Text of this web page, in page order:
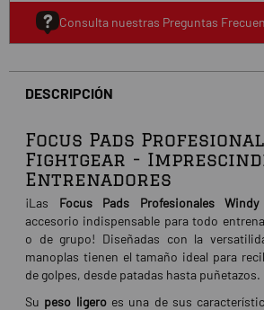
Consulta nuestras Preguntas
DESCRIPCIÓN
Focus Pads
Fightgear -
Entrenadores
¡Las Focus Pads Profesionales Windy
accesorio indispensable para todo
o de grupo! Diseñadas con la
manoplas tienen el tamaño ideal para
de golpes, desde patadas hasta puñetazos.
Su peso ligeroes una de sus